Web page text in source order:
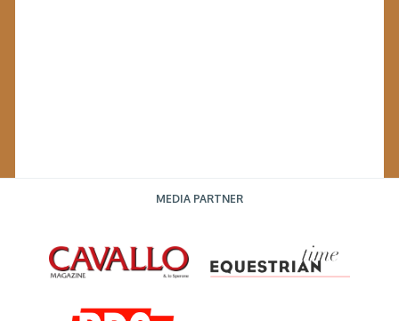
MEDIA PARTNER